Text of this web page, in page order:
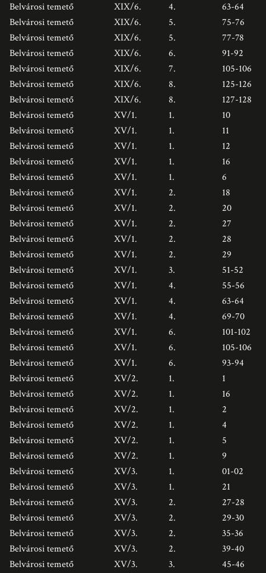
Belvárosi temető
XIX/6. 4.
63-64
Belvárosi temető
XIX/6. 5.
75-76
Belvárosi temető
XIX/6. 5.
77-78
Belvárosi temető
XIX/6. 6.
91-92
Belvárosi temető
XIX/6. 7.
105-106
Belvárosi temető
XIX/6. 8.
125-126
Belvárosi temető
XIX/6. 8.
127-128
Belvárosi temető
XV/1. 1.
10
Belvárosi temető
XV/1. 1.
11
Belvárosi temető
XV/1. 1.
12
Belvárosi temető
XV/1. 1.
16
Belvárosi temető
XV/1. 1.
6
Belvárosi temető
XV/1. 2.
18
Belvárosi temető
XV/1. 2.
20
Belvárosi temető
XV/1. 2.
27
Belvárosi temető
XV/1. 2.
28
Belvárosi temető
XV/1. 2.
29
Belvárosi temető
XV/1. 3.
51-52
Belvárosi temető
XV/1. 4.
55-56
Belvárosi temető
XV/1. 4.
63-64
Belvárosi temető
XV/1. 4.
69-70
Belvárosi temető
XV/1. 6.
101-102
Belvárosi temető
XV/1. 6.
105-106
Belvárosi temető
XV/1. 6.
93-94
Belvárosi temető
XV/2. 1.
1
Belvárosi temető
XV/2. 1.
16
Belvárosi temető
XV/2. 1.
2
Belvárosi temető
XV/2. 1.
4
Belvárosi temető
XV/2. 1.
5
Belvárosi temető
XV/2. 1.
9
Belvárosi temető
XV/3. 1.
01-02
Belvárosi temető
XV/3. 1.
21
Belvárosi temető
XV/3. 2.
27-28
Belvárosi temető
XV/3. 2.
29-30
Belvárosi temető
XV/3. 2.
35-36
Belvárosi temető
XV/3. 2.
39-40
Belvárosi temető
XV/3. 3.
45-46